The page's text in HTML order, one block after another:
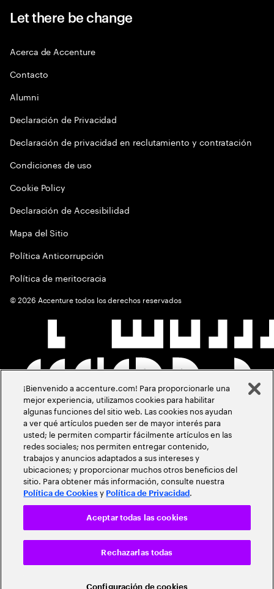
Let there be change
Acerca de Accenture
Contacto
Alumni
Declaración de Privacidad
Declaración de privacidad en reclutamiento y contratación
Condiciones de uso
Cookie Policy
Declaración de Accesibilidad
Mapa del Sitio
Política Anticorrupción
Política de meritocracia
©2026 Accenture todos los derechos reservados
¡Bienvenido a accenture.com! Para proporcionarle una
mejor experiencia, utilizamos cookies para habilitar
algunas funciones del sitio web. Las cookies nos ayudan
a ver qué artículos pueden ser de mayor interés para
usted; le permiten compartir fácilmente artículos en las
redes sociales; nos permiten entregar contenido,
trabajos y anuncios adaptados a sus intereses y
ubicaciones; y proporcionar muchos otros beneficios del
sitio. Para obtener más información, consulte nuestra
Política de Cookies y Política de Privacidad .
Configuración de cookies
Rechazarlas todas
Aceptar todas las cookies